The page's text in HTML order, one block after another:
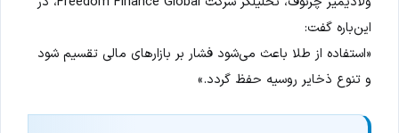
این‌باره گفت:
«استفاده از طلا باعث می‌شود فشار بر بازارهای مالی تقسیم شود
و تنوع ذخایر روسیه حفظ گردد.»